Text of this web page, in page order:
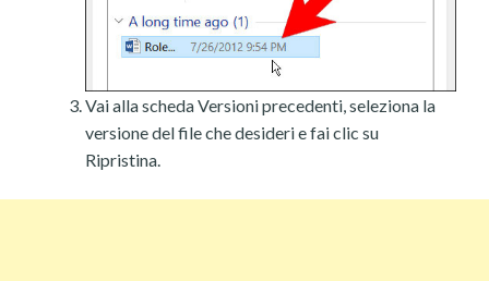
Vai alla scheda Versioni precedenti, seleziona la
versione del file che desideri e fai clic su
Ripristina.